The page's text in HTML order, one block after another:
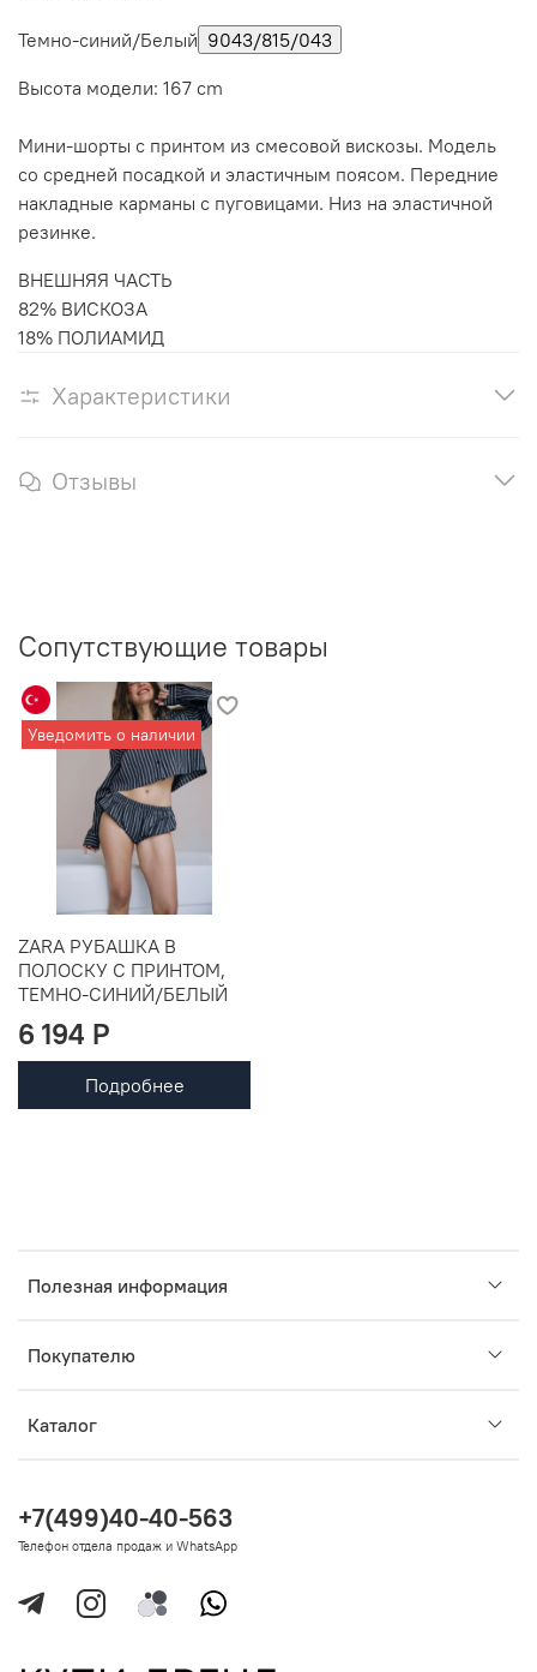
Темно-синий/Белый 9043/815/043
Высота модели: 167 cm
Мини-шорты с принтом из смесовой вискозы. Модель
со средней посадкой и эластичным поясом. Передние
накладные карманы с пуговицами. Низ на эластичной
резинке.
ВНЕШНЯЯ ЧАСТЬ
82% ВИСКОЗА
18% ПОЛИАМИД
Характеристики
Отзывы
Сопутствующие товары
Уведомить о наличии
ZARA РУБАШКА В
ПОЛОСКУ С ПРИНТОМ,
ТЕМНО-СИНИЙ/БЕЛЫЙ
6 194 P
Подробнее
Полезная информация
Покупателю
Каталог
+7(499)40-40-563
Телефон отдела продаж и WhatsApp